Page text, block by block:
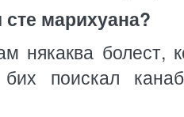
марихуана?
някаква болест,
поискал